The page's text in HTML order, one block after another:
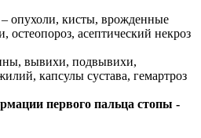
– опухоли, кисты, врожденные
остеопороз, асептический некроз
вывихи, подвывихи,
капсулы сустава, гемартроз
первого пальца стопы -